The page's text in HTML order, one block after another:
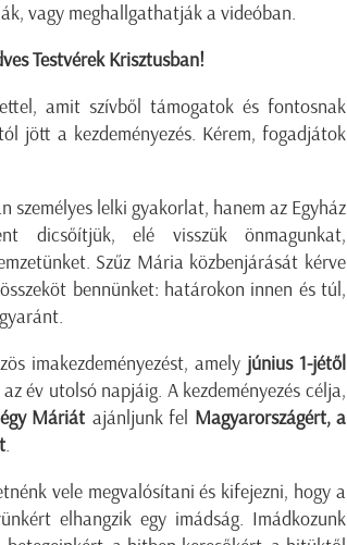
vagy meghallgathatják a videóban.
Testvérek Krisztusban!
amit szívből támogatok és fontosnak
jött a kezdeményezés. Kérem, fogadjátok
személyes lelki gyakorlat, hanem az Egyház
dicsőítjük, elé visszük önmagunkat,
Szűz Mária közbenjárását kérve
bennünket: határokon innen és túl,
imakezdeményezést, amely június 1-jétől
év utolsó napjáig. A kezdeményezés célja,
Máriát ajánljunk fel Magyarországért, a
.
vele megvalósítani és kifejezni, hogy a
elhangzik egy imádság. Imádkozunk